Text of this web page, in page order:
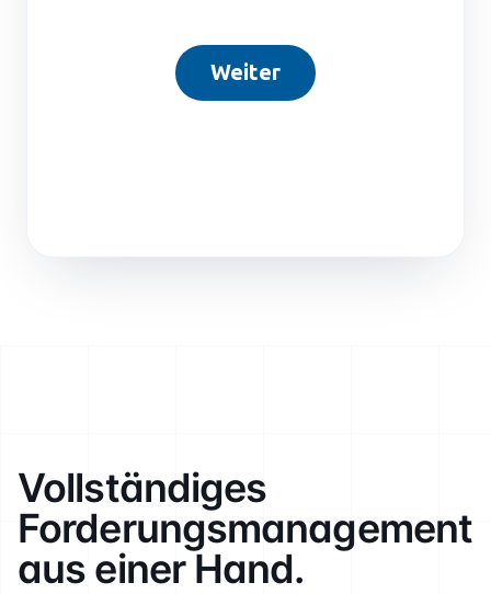
Vollständiges
Forderungs­management
aus einer Hand.